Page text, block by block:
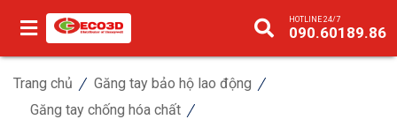
HOTLINE 24/7
090.60189.86
Trang chủ
Găng tay bảo hộ lao động
Găng tay chống hóa chất